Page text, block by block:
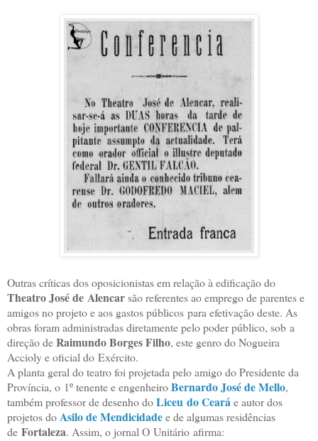
Outras críticas dos oposicionistas em relação à edificação do
Theatro José de Alencarsão referentes ao emprego de parentes e
amigos no projeto e aos gastos públicos para efetivação deste. As
obras foram administradas diretamente pelo poder público, sob a
direção deRaimundo Borges Filho, este genro do Nogueira
Accioly e oficial do Exército.
A planta geral do teatro foi projetada pelo amigo do Presidente da
Província, o 1º tenente e engenheiroBernardo José de Mello,
também professor de desenho doLiceu do Cearáe autor dos
projetos doAsilo de Mendicidadee de algumas residências
de Fortaleza. Assim, o jornal O Unitário afirma: